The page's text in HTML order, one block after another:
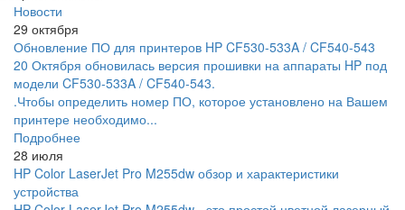
Новости
29 октября
Обновление ПО для принтеров HP CF530-533A / CF540-543
20 Октября обновилась версия прошивки на аппараты HP под
модели CF530-533A / CF540-543.
.Чтобы определить номер ПО, которое установлено на Вашем
принтере необходимо...
Подробнее
28 июля
HP Color LaserJet Pro M255dw обзор и характеристики
устройства